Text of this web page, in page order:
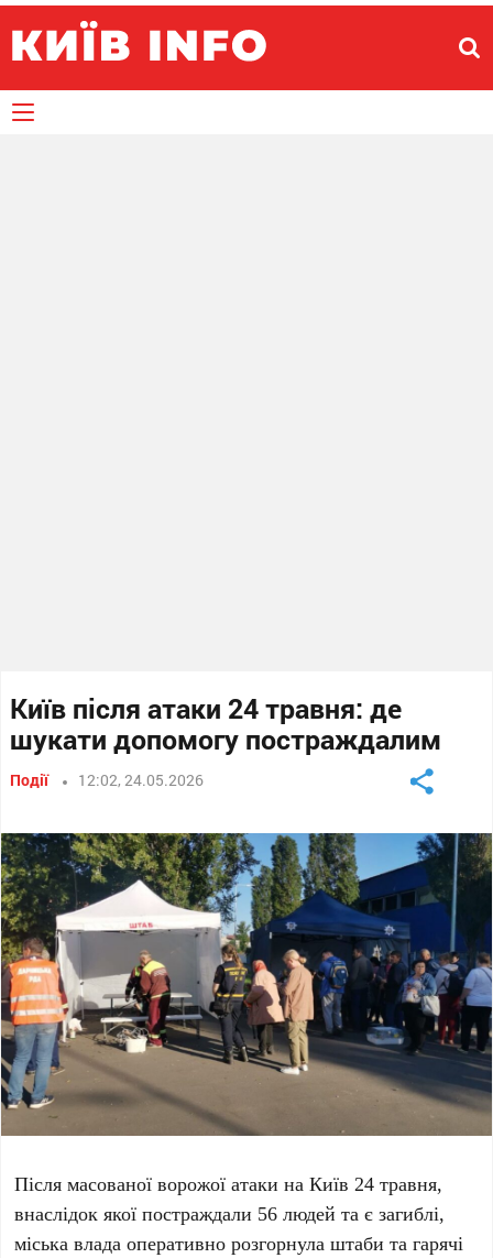
Київ після атаки 24 травня: де
шукати допомогу постраждалим
Події 12:02, 24.05.2026
Після масованої ворожої атаки на Київ24 травня,
внаслідок якої постраждали 56 людей та є загиблі,
міська влада оперативно розгорнула штаби та гарячі